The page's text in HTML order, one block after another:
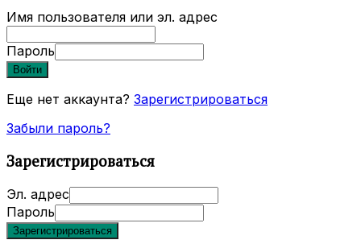
Имя пользователя или эл. адрес
Пароль
Войти
Еще нет аккаунта? Зарегистрироваться
Забыли пароль?
Зарегистрироваться
Эл. адрес
Пароль
Зарегистрироваться